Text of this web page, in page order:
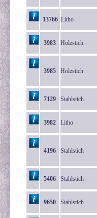
13766 Litho
3983 Holzstich
3985 Holzstich
7129 Stahlstich
3982 Litho
4196 Stahlstich
5406 Stahlstich
9650 Stahlstich